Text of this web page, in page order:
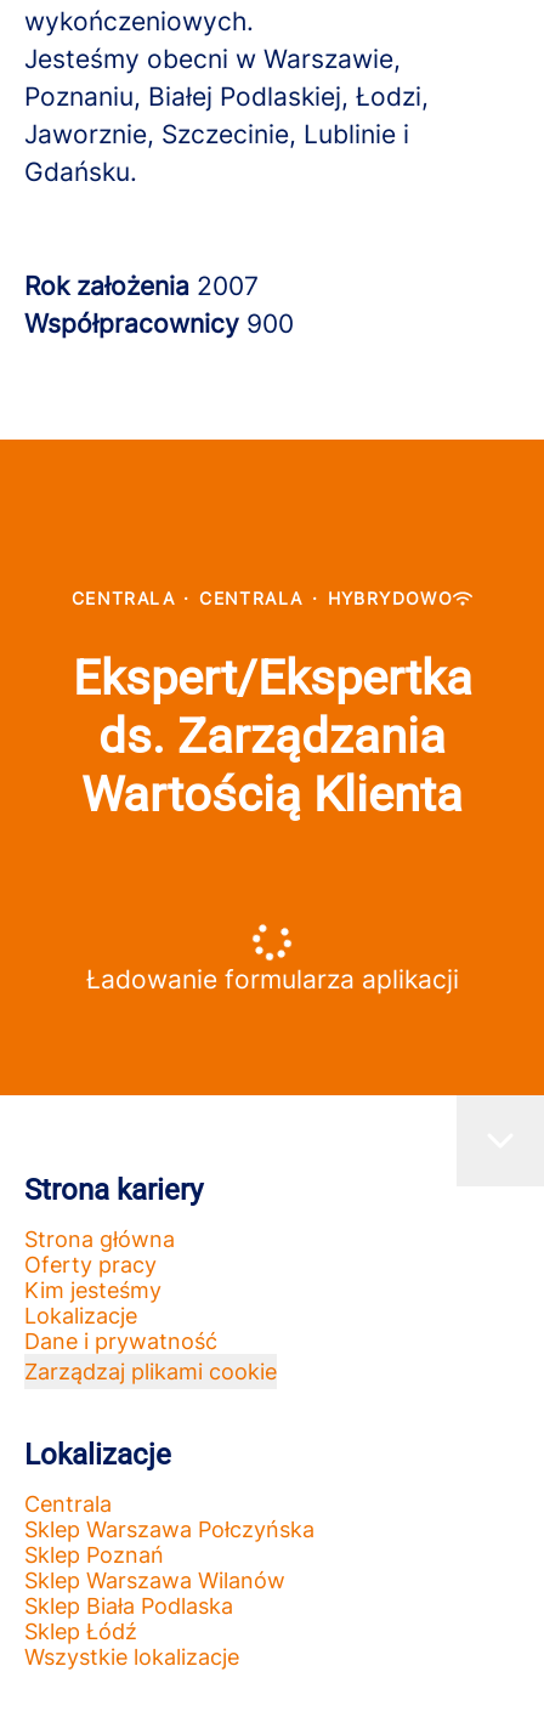
wykończeniowych.
Jesteśmy obecni w Warszawie,
Poznaniu, Białej Podlaskiej, Łodzi,
Jaworznie, Szczecinie, Lublinie i
Gdańsku.
Rok założenia 2007
Współpracownicy 900
CENTRALA · CENTRALA · HYBRYDOWO
Ekspert/Ekspertka
ds. Zarządzania
Wartością Klienta
Ładowanie formularza aplikacji
Strona kariery
Strona główna
Oferty pracy
Kim jesteśmy
Lokalizacje
Dane i prywatność
Zarządzaj plikami cookie
Lokalizacje
Centrala
Sklep Warszawa Połczyńska
Sklep Poznań
Sklep Warszawa Wilanów
Sklep Biała Podlaska
Sklep Łódź
Wszystkie lokalizacje